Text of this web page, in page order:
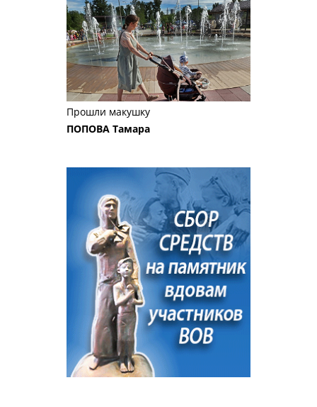
Прошли макушку
ПОПОВА Тамара